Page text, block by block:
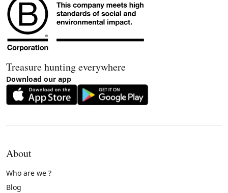
Treasure hunting everywhere
Download our app
About
Who are we ?
Blog